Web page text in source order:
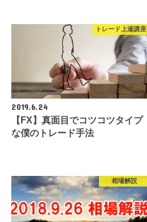
トレード上達講座
2019.6.24
【FX】真面目でコツコツタイプ
な僕のトレード手法
相場解説